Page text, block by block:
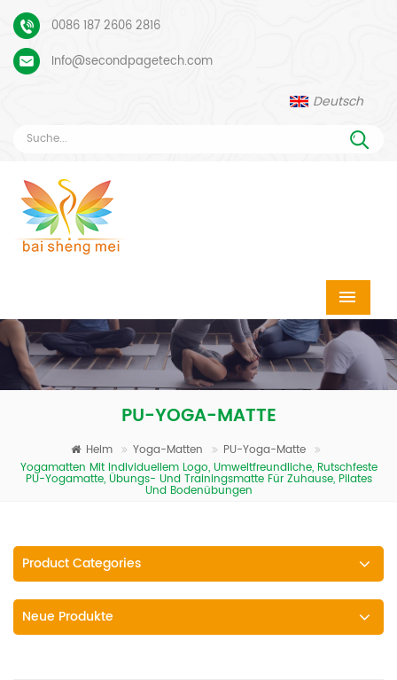
0086 187 2606 2816
Info@secondpagetech.com
Deutsch
PU-YOGA-MATTE
Heim Yoga-Matten
PU-Yoga-Matte
Yogamatten Mit Individuellem Logo, Umweltfreundliche, Rutschfeste
PU-Yogamatte, Übungs- Und Trainingsmatte Für Zuhause, Pilates
Und Bodenübungen
Product Categories
Neue Produkte